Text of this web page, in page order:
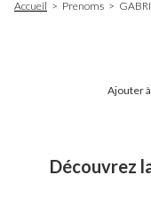
d'Ariane
Accueil Prenoms
Ajouter
Découvrez